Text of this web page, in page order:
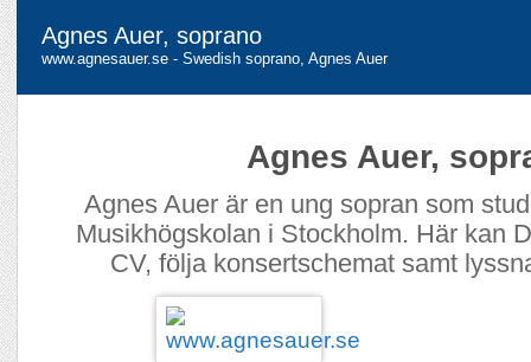
Agnes Auer, soprano
www.agnesauer.se - Swedish soprano, Agnes Auer
Agnes Auer,
Agnes Auer är en ung sopran som
Musikhögskolan i Stockholm. Här kan
CV, följa konsertschemat samt